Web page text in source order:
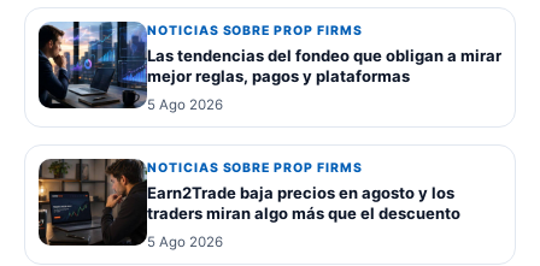
NOTICIAS SOBRE PROP FIRMS
Las tendencias del fondeo que obligan a mirar
mejor reglas, pagos y plataformas
5 Ago 2026
NOTICIAS SOBRE PROP FIRMS
Earn2Trade baja precios en agosto y los
traders miran algo más que el descuento
5 Ago 2026